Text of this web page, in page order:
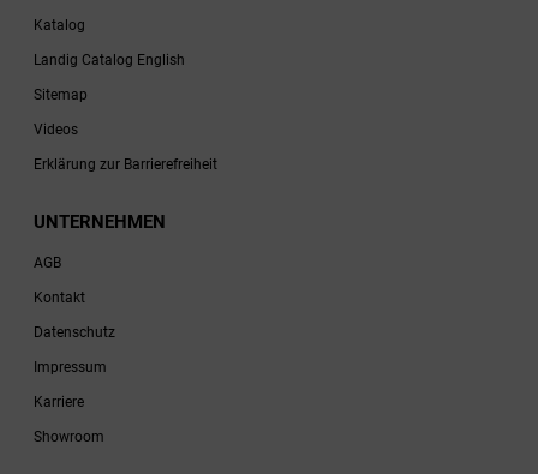
Katalog
Landig Catalog English
Sitemap
Videos
Erklärung zur Barrierefreiheit
UNTERNEHMEN
AGB
Kontakt
Datenschutz
Impressum
Karriere
Showroom